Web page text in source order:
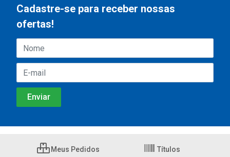
Cadastre-se para receber nossas
ofertas!
Meus Pedidos Títulos